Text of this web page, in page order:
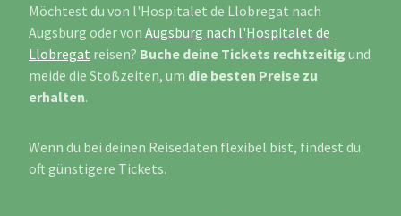
Möchtest du von l'Hospitalet de Llobregat nach
Augsburg oder von Augsburg nach l'Hospitalet de
Llobregat reisen? Buche deine Tickets rechtzeitig und
meide die Stoßzeiten, um die besten Preise zu
erhalten.
Wenn du bei deinen Reisedaten flexibel bist, findest du
oft günstigere Tickets.